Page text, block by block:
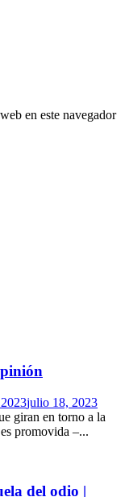
en este navegador
julio 18, 2023
giran en torno a la
promovida –...
del odio |